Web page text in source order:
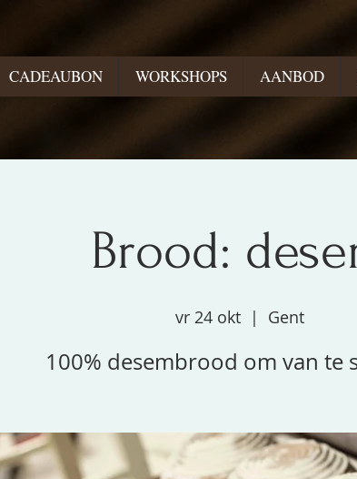
CADEAUBON WORKSHOPS AANBOD
Brood:
vr 24 okt
  |
Gent
100% desembrood om van te